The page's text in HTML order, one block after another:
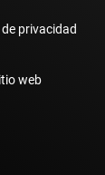
privacidad
web